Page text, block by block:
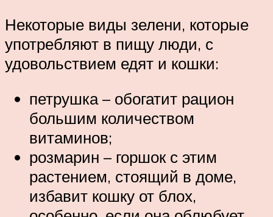
Некоторые виды зелени, которые
употребляют в пищу люди, с
удовольствием едят и кошки:
петрушка – обогатит рацион
большим количеством
витаминов;
розмарин – горшок с этим
растением, стоящий в доме,
избавит кошку от блох,